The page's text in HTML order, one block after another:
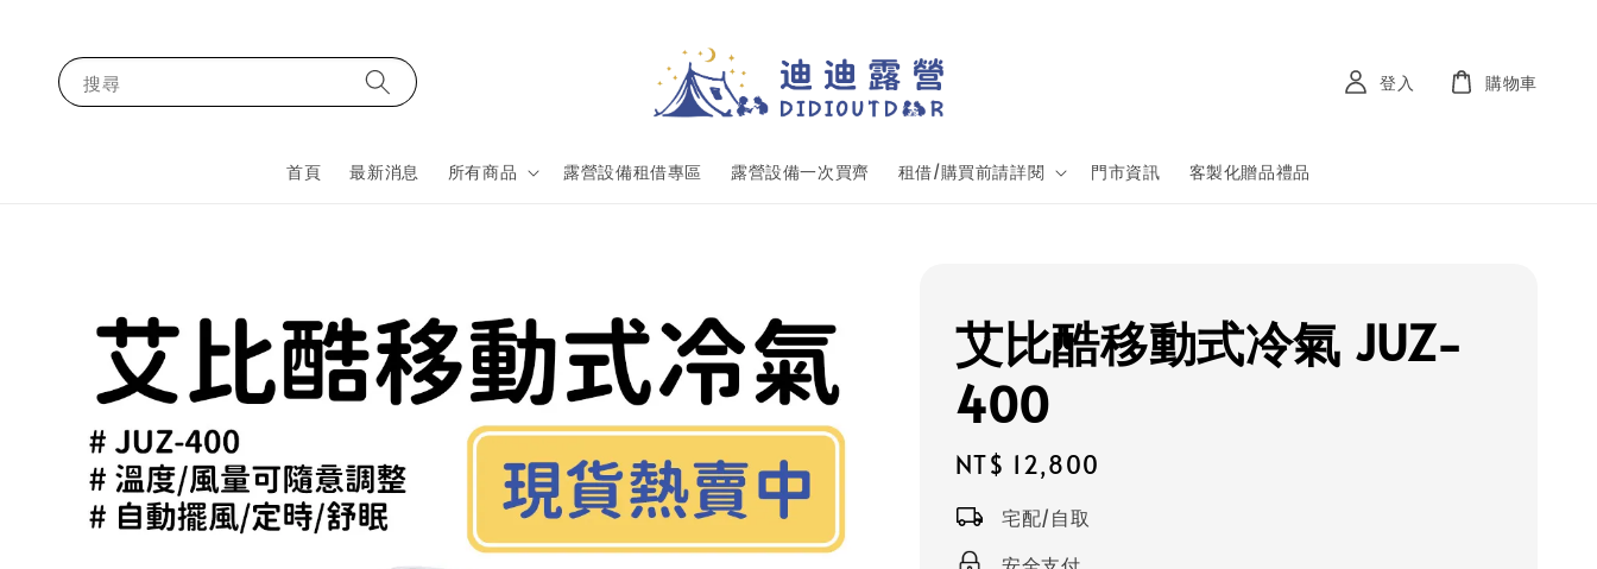
搜尋
首頁 最新消息 所有商品 露營設備租借專區 露營設備一次買齊 租借/購買前請詳閱 門市資訊 客製化贈品禮品
登入 購物車
艾比酷移動式冷氣 JUZ-
400
Regular
price
NT$ 12,800
宅配/自取
安全支付